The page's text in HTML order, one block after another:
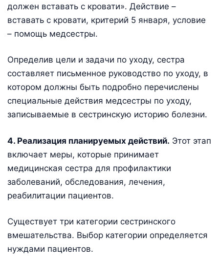
должен вставать с кровати». Действие –
вставать с кровати, критерий 5 января, условие
– помощь медсестры.
Определив цели и задачи по уходу, сестра
составляет письменное руководство по уходу, в
котором должны быть подробно перечислены
специальные действия медсестры по уходу,
записываемые в сестринскую историю болезни.
4. Реализация планируемых действий. Этот этап
включает меры, которые принимает
медицинская сестра для профилактики
заболеваний, обследования, лечения,
реабилитации пациентов.
Существует три категории сестринского
вмешательства. Выбор категории определяется
нуждами пациентов.